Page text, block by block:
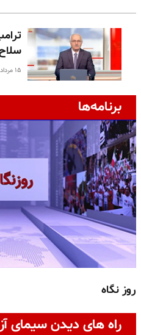
۱۵ مرداد ۱۴۰۵
برنامه‌ها
روز نگاه
راه های دیدن سیمای